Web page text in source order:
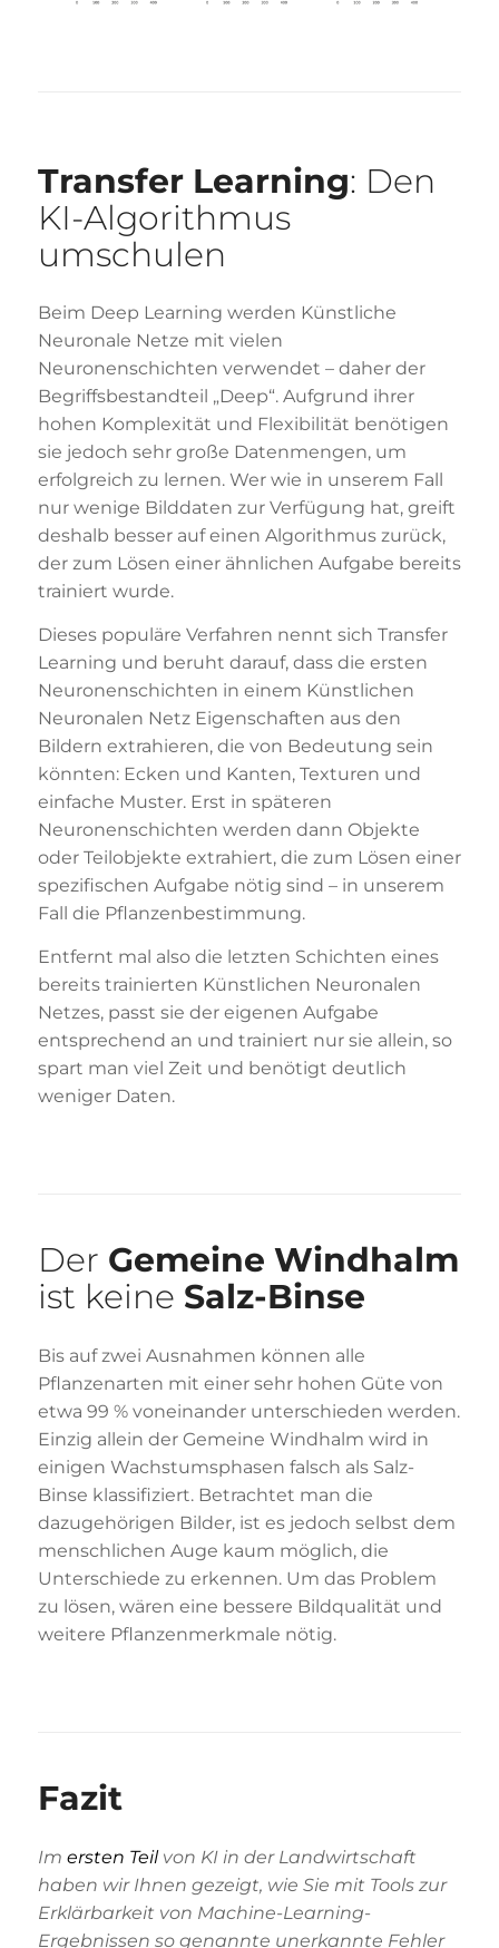
Transfer Learning: Den
KI-Algorithmus
umschulen
Beim Deep Learning werden Künstliche
Neuronale Netze mit vielen
Neuronenschichten verwendet – daher der
Begriffsbestandteil „Deep“. Aufgrund ihrer
hohen Komplexität und Flexibilität benötigen
sie jedoch sehr große Datenmengen, um
erfolgreich zu lernen. Wer wie in unserem Fall
nur wenige Bilddaten zur Verfügung hat, greift
deshalb besser auf einen Algorithmus zurück,
der zum Lösen einer ähnlichen Aufgabe bereits
trainiert wurde.
Dieses populäre Verfahren nennt sich Transfer
Learning und beruht darauf, dass die ersten
Neuronenschichten in einem Künstlichen
Neuronalen Netz Eigenschaften aus den
Bildern extrahieren, die von Bedeutung sein
könnten: Ecken und Kanten, Texturen und
einfache Muster. Erst in späteren
Neuronenschichten werden dann Objekte
oder Teilobjekte extrahiert, die zum Lösen einer
spezifischen Aufgabe nötig sind – in unserem
Fall die Pflanzenbestimmung.
Entfernt mal also die letzten Schichten eines
bereits trainierten Künstlichen Neuronalen
Netzes, passt sie der eigenen Aufgabe
entsprechend an und trainiert nur sie allein, so
spart man viel Zeit und benötigt deutlich
weniger Daten.
Der Gemeine Windhalm
ist keine Salz-Binse
Bis auf zwei Ausnahmen können alle
Pflanzenarten mit einer sehr hohen Güte von
etwa 99 % voneinander unterschieden werden.
Einzig allein der Gemeine Windhalm wird in
einigen Wachstumsphasen falsch als Salz-
Binse klassifiziert. Betrachtet man die
dazugehörigen Bilder, ist es jedoch selbst dem
menschlichen Auge kaum möglich, die
Unterschiede zu erkennen. Um das Problem
zu lösen, wären eine bessere Bildqualität und
weitere Pflanzenmerkmale nötig.
Fazit
Im ersten Teilvon KI in der Landwirtschaft
haben wir Ihnen gezeigt, wie Sie mit Tools zur
Erklärbarkeit von Machine-Learning-
Ergebnissen so genannte unerkannte Fehler